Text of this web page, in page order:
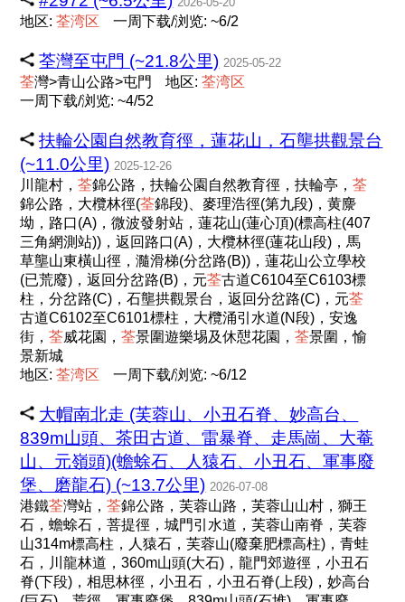
地区:荃湾区 一周下载/浏览: ~6/2
荃灣至屯門 (~21.8公里) 2025-05-22
荃灣>青山公路>屯門 地区:荃湾区
一周下载/浏览: ~4/52
扶輪公園自然教育徑，蓮花山，石壟拱觀景台
(~11.0公里) 2025-12-26
川龍村，荃錦公路，扶輪公園自然教育徑，扶輪亭，荃
錦公路，大欖林徑(荃錦段)、麥理浩徑(第九段)，黄麖
坳，路口(A)，微波發射站，蓮花山(蓮心頂)(標高柱(407
三角網測站))，返回路口(A)，大欖林徑(蓮花山段)，馬
草壟山東橫山徑，瀡滑梯(分岔路(B))，蓮花山公立學校
(已荒廢)，返回分岔路(B)，元荃古道C6104至C6103標
柱，分岔路(C)，石壟拱觀景台，返回分岔路(C)，元荃
古道C6102至C6101標柱，大欖涌引水道(N段)，安逸
街，荃威花園，荃景圍遊樂埸及休憇花園，荃景圍，愉
景新城
地区:荃湾区 一周下载/浏览: ~6/12
大帽南北走 (芙蓉山、小丑石脊、妙高台、
839m山頭、茶田古道、雷暴脊、走馬崗、大菴
山、元嶺頭)(蟾蜍石、人猿石、小丑石、軍事廢
堡、磨龍石) (~13.7公里) 2026-07-08
港鐵荃灣站，荃錦公路，芙蓉山路，芙蓉山山村，獅王
石，蟾蜍石，菩提徑，城門引水道，芙蓉山南脊，芙蓉
山314m標高柱，人猿石，芙蓉山(廢棄肥標高柱)，青蛙
石，川龍林道，360m山頭(大石)，龍門郊遊徑，小丑石
脊(下段)，相思林徑，小丑石，小丑石脊(上段)，妙高台